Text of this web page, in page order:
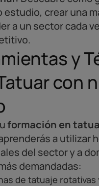
estudio, crear una
a un sector cada
y
con
formación en
a utilizar
del sector y a
demandadas:
de tatuaje rotativas